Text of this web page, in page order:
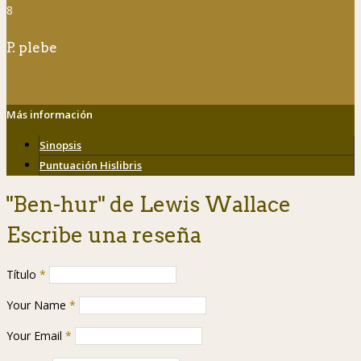
8
P. plebe
Más información
Sinopsis
Puntuación Hislibris
"Ben-hur" de Lewis Wallace
Escribe una reseña
Título *
Your Name *
Your Email *